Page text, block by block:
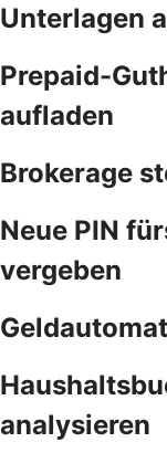
Unterlagen
Prepaid-
aufladen
Brokerage
Neue PIN
vergeben
analysieren